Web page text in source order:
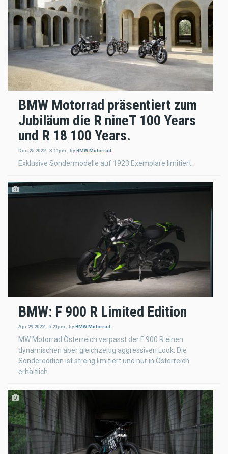
BMW Motorrad präsentiert zum
Jubiläum die R nineT 100 Years
und R 18 100 Years.
Dec 25 2022 - 3:11pm byBMW Motorrad
Exklusive Sondermodelle auf 1923 Exemplare limitiert.
BMW: F 900 R Limited Edition
Apr 29 2022 - 5:21pm , byBMW Motorrad
MW Motorrad Österreich verpasst der F 900 R einen
dynamischen aber gleichzeitig aggressiven Look. Die
Sonderedition ist streng limitiert und nur in Österreich
erhältlich.